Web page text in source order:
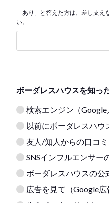
「あり」と答えた方は、差し支
い。
ボーダレスハウスを知っ
検索エンジン（Google
以前にボーダレスハウ
友人/知人からの口コミ
SNSインフルエンサー
ボーダレスハウスの公
広告を見て（Google広